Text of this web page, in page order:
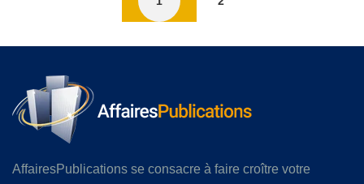
AffairesPublications se consacre à faire croître votre